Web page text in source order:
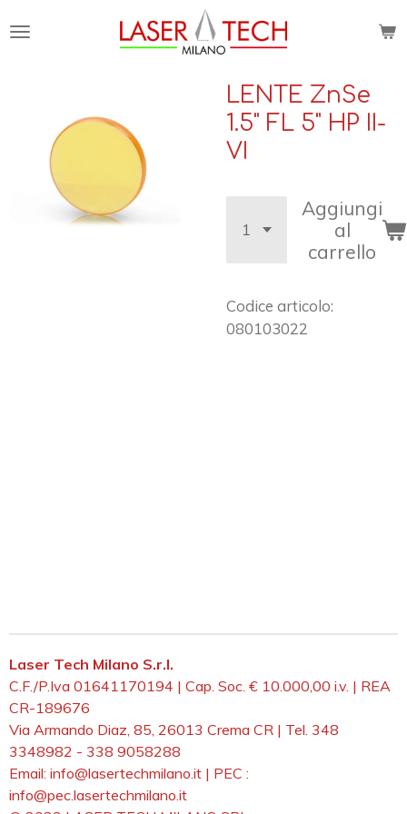
al
LENTE ZnSe
1.5" FL 5" HP II-
VI
Aggiungi
al
carrello
Codice articolo:
080103022
Laser Tech Milano S.r.l.
C.F./P.Iva 01641170194 | Cap. Soc. € 10.000,00 i.v. | REA
CR-189676
Via Armando Diaz, 85, 26013 Crema CR | Tel. 348
3348982 - 338 9058288
Email: info@lasertechmilano.it | PEC :
info@pec.lasertechmilano.it